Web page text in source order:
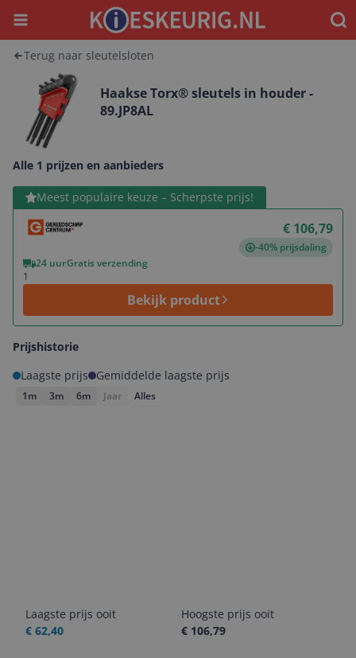
Menu
Terug naar sleutelsloten
Haakse Torx® sleutels in houder -
89.JP8AL
Alle 1 prijzen en aanbieders
Meest populaire keuze – Scherpste prijs!
€ 106,79
-40% prijsdaling
24 uurGratis verzending
1
Bekijk product
Bekijk product
Prijshistorie
Laagste prijs
Gemiddelde laagste prijs
1m 3m 6m Jaar Alles
Laagste prijs ooit
€ 62,40
Hoogste prijs ooit
€ 106,79